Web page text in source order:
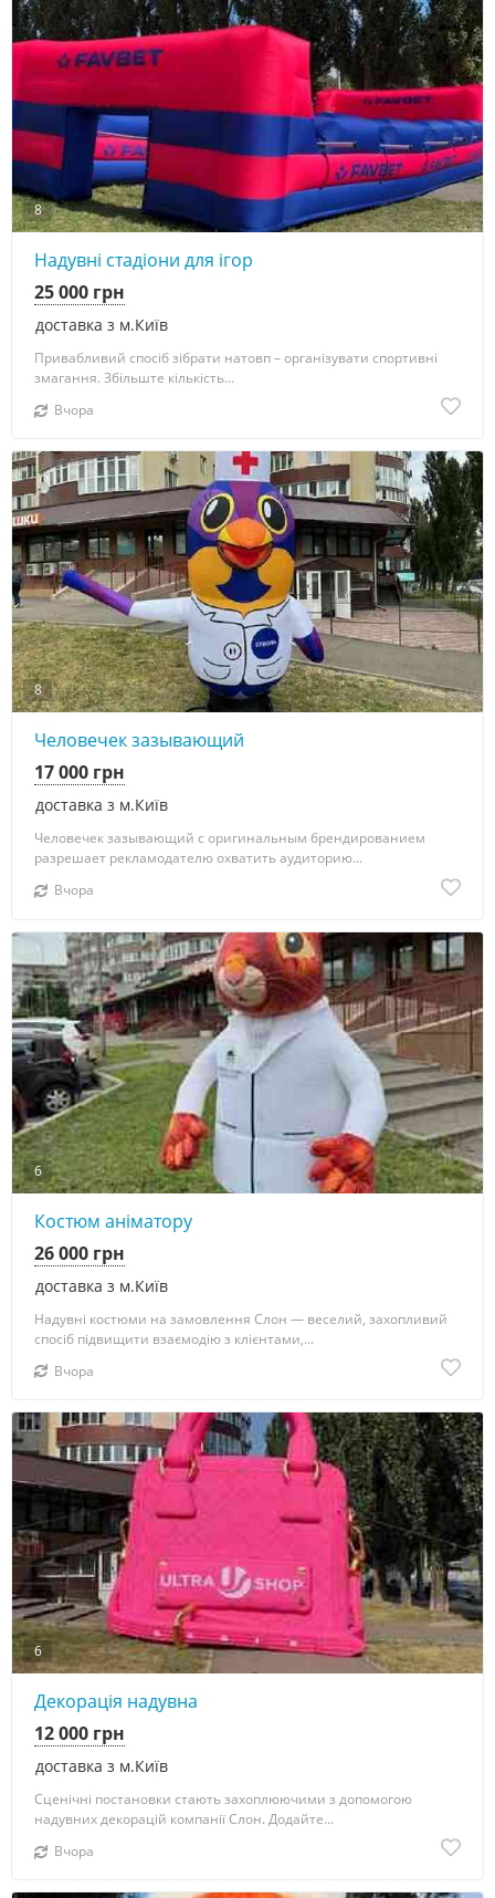
8
Надувні стадіони для ігор
доставка з м.Київ
25 000 грн
Привабливий спосіб зібрати натовп – організувати спортивні
змагання. Збільште кількість...
Вчора
8
Человечек зазывающий
доставка з м.Київ
17 000 грн
Человечек зазывающий с оригинальным брендированием
разрешает рекламодателю охватить аудиторию...
Вчора
6
Костюм аніматору
доставка з м.Київ
26 000 грн
Надувні костюми на замовлення Слон — веселий, захопливий
спосіб підвищити взаємодію з клієнтами,...
Вчора
6
Декорація надувна
доставка з м.Київ
12 000 грн
Сценічні постановки стають захоплюючими з допомогою
надувних декорацій компанії Слон. Додайте...
Вчора